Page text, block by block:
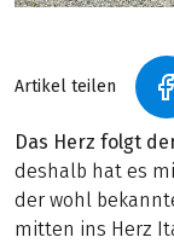
Artikel teilen
Das Herz folgt
deshalb hat es
der wohl
mitten ins Herz